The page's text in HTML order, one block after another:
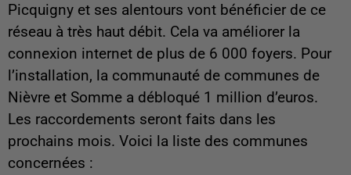
Picquigny et ses alentours vont bénéficier de ce
réseau à très haut débit. Cela va améliorer la
connexion internet de plus de 6 000 foyers. Pour
l’installation, la communauté de communes de
Nièvre et Somme a débloqué 1 million d’euros.
Les raccordements seront faits dans les
prochains mois. Voici la liste des communes
concernées :